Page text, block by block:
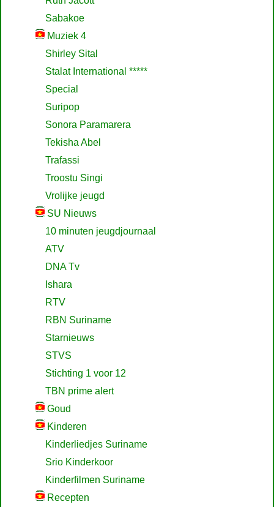
Sabakoe
Muziek 4
Shirley Sital
Stalat International *****
Special
Suripop
Sonora Paramarera
Tekisha Abel
Trafassi
Troostu Singi
Vrolijke jeugd
SU Nieuws
10 minuten jeugdjournaal
ATV
DNA Tv
Ishara
RTV
RBN Suriname
Starnieuws
STVS
Stichting 1 voor 12
TBN prime alert
Goud
Kinderen
Kinderliedjes Suriname
Srio Kinderkoor
Kinderfilmen Suriname
Recepten